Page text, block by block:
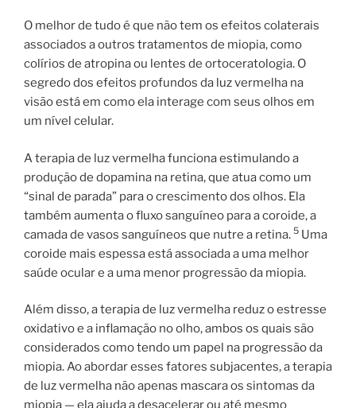
O melhor de tudo é que não tem os efeitos colaterais
associados a outros tratamentos de miopia, como
colírios de atropina ou lentes de ortoceratologia. O
segredo dos efeitos profundos da luz vermelha na
visão está em como ela interage com seus olhos em
um nível celular.
A terapia de luz vermelha funciona estimulando a
produção de dopamina na retina, que atua como um
“sinal de parada” para o crescimento dos olhos. Ela
também aumenta o fluxo sanguíneo para a coroide, a
camada de vasos sanguíneos que nutre a retina. 5 Uma
coroide mais espessa está associada a uma melhor
saúde ocular e a uma menor progressão da miopia.
Além disso, a terapia de luz vermelha reduz o estresse
oxidativo e a inflamação no olho, ambos os quais são
considerados como tendo um papel na progressão da
miopia. Ao abordar esses fatores subjacentes, a terapia
de luz vermelha não apenas mascara os sintomas da
miopia — ela ajuda a desacelerar ou até mesmo